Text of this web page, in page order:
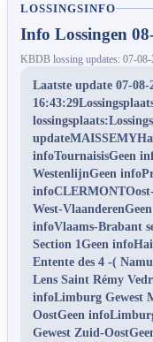
LOSSINGSINFO
Info Lossingen
KBDB lossing updates: 07-
Laatste update 07-08-
infoTournaisisGeen
WestenlijnGeen
West-
infoVlaams-Brabant
Section 1Geen
Entente des 4 -(
Lens Saint Rémy
infoLimburg Gewest
OostGeen
Gewest Zuid-